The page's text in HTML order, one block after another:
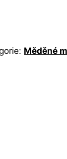
Měděné